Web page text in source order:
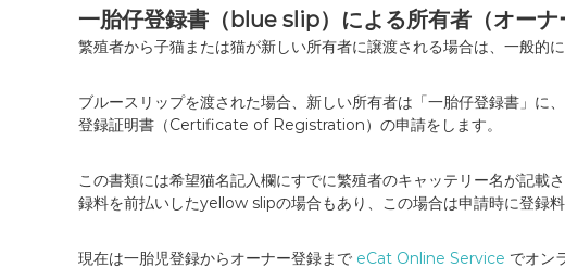
一胎仔登録書（blue slip）による所有者（オーナ
繁殖者から子猫または猫が新しい所有者に譲渡される場合は、一般的
ブルースリップを渡された場合、新しい所有者は「一胎仔登録書」
登録証明書（Certificate of Registration）の申請をします。
この書類には希望猫名記入欄にすでに繁殖者のキャッテリー名が記
録料を前払いしたyellow slipの場合もあり、この場合は申請時に登録料
現在は一胎児登録からオーナー登録まで eCat Online Service でオン